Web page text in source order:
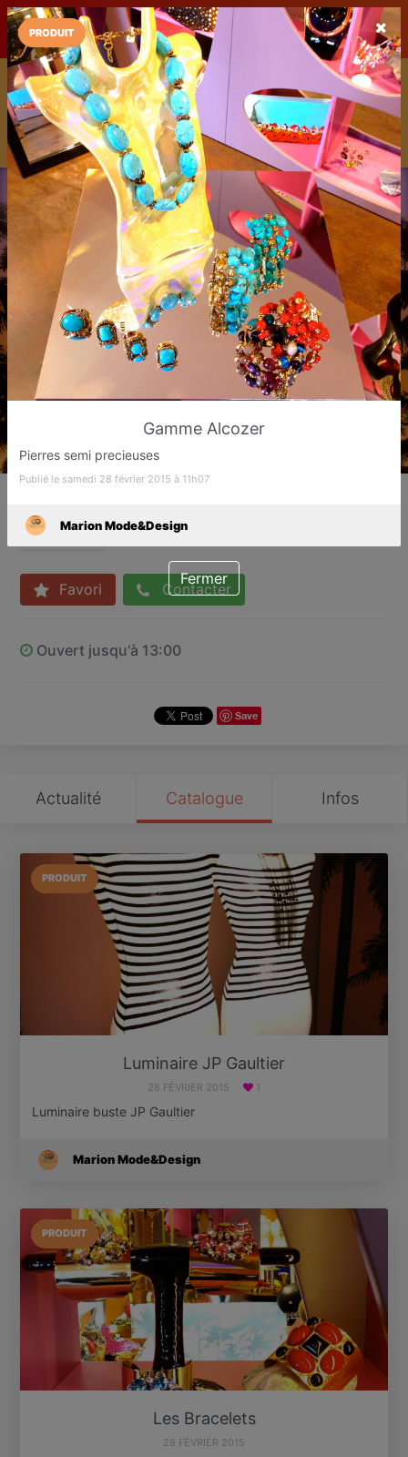
LaCarte LaCarte sur
Play Store
Installez l'App LaCarte
Téléchargez gratuitement l'app LaCarte pour suivre vos
commerces favoris et ne rien rater !
Télécharger Plus tard
Mougins
Favori Contacter
Ouvert jusqu'à 13:00
Save
Actualité Catalogue Infos
PRODUIT
Luminaire JP Gaultier
28 FÉVRIER 2015 1
Luminaire buste JP Gaultier
Marion Mode&Design
PRODUIT
Les Bracelets
28 FÉVRIER 2015
PRODUIT
Gamme Alcozer
Pierres semi precieuses
Publié le samedi 28 février 2015 à 11h07
Marion Mode&Design
Fermer